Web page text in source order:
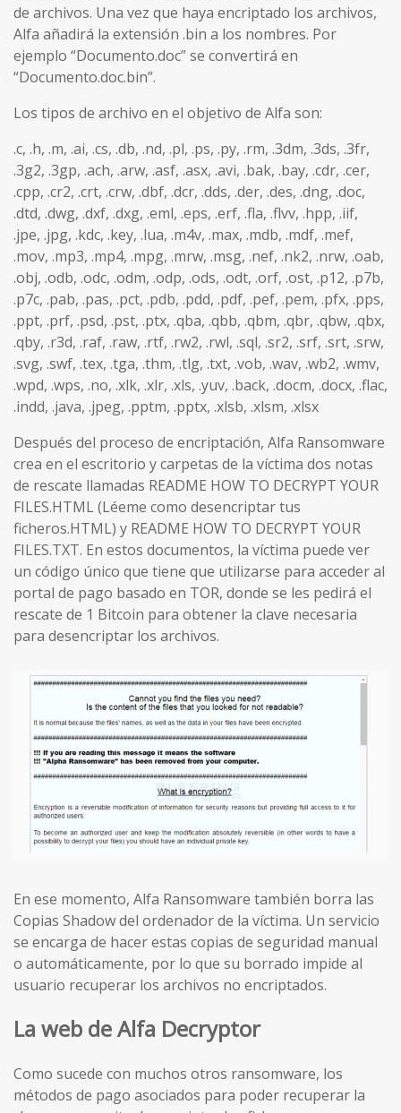
de archivos. Una vez que haya encriptado los archivos,
Alfa añadirá la extensión .bin a los nombres. Por
ejemplo “Documento.doc” se convertirá en
“Documento.doc.bin”.
Los tipos de archivo en el objetivo de Alfa son:
.c, .h, .m, .ai, .cs, .db, .nd, .pl, .ps, .py, .rm, .3dm, .3ds, .3fr,
.3g2, .3gp, .ach, .arw, .asf, .asx, .avi, .bak, .bay, .cdr, .cer,
.cpp, .cr2, .crt, .crw, .dbf, .dcr, .dds, .der, .des, .dng, .doc,
.dtd, .dwg, .dxf, .dxg, .eml, .eps, .erf, .fla, .flvv, .hpp, .iif,
.jpe, .jpg, .kdc, .key, .lua, .m4v, .max, .mdb, .mdf, .mef,
.mov, .mp3, .mp4, .mpg, .mrw, .msg, .nef, .nk2, .nrw, .oab,
.obj, .odb, .odc, .odm, .odp, .ods, .odt, .orf, .ost, .p12, .p7b,
.p7c, .pab, .pas, .pct, .pdb, .pdd, .pdf, .pef, .pem, .pfx, .pps,
.ppt, .prf, .psd, .pst, .ptx, .qba, .qbb, .qbm, .qbr, .qbw, .qbx,
.qby, .r3d, .raf, .raw, .rtf, .rw2, .rwl, .sql, .sr2, .srf, .srt, .srw,
.svg, .swf, .tex, .tga, .thm, .tlg, .txt, .vob, .wav, .wb2, .wmv,
.wpd, .wps, .no, .xlk, .xlr, .xls, .yuv, .back, .docm, .docx, .flac,
.indd, .java, .jpeg, .pptm, .pptx, .xlsb, .xlsm, .xlsx
Después del proceso de encriptación, Alfa Ransomware
crea en el escritorio y carpetas de la víctima dos notas
de rescate llamadas README HOW TO DECRYPT YOUR
FILES.HTML (Léeme como desencriptar tus
ficheros.HTML) y README HOW TO DECRYPT YOUR
FILES.TXT. En estos documentos, la víctima puede ver
un código único que tiene que utilizarse para acceder al
portal de pago basado en TOR, donde se les pedirá el
rescate de 1 Bitcoin para obtener la clave necesaria
para desencriptar los archivos.
En ese momento, Alfa Ransomware también borra las
Copias Shadow del ordenador de la víctima. Un servicio
se encarga de hacer estas copias de seguridad manual
o automáticamente, por lo que su borrado impide al
usuario recuperar los archivos no encriptados.
La web de Alfa Decryptor
Como sucede con muchos otros ransomware, los
métodos de pago asociados para poder recuperar la